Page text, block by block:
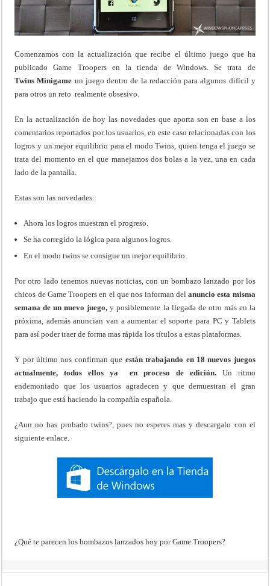
Comenzamos con la actualización que recibe el último juego que ha
publicado Game Troopers en la tienda de Windows. Se trata de
Twins Minigame un juego dentro de la redacción para algunos difícil y
para otros un reto realmente obsesivo.
En la actualización de hoy las novedades que aporta son en base a los
comentarios reportados por los usuarios, en este caso relacionadas con los
logros y un mejor equilibrio para el modo Twins, quien tenga el juego se
trata del momento en el que manejamos dos bolas a la vez, una en cada
lado de la pantalla.
Estas son las novedades:
Ahora los logros muestran el progreso.
Se ha corregido la lógica para algunos logros.
En el modo twins se consigue un mejor equilibrio.
Por otro lado tenemos nuevas noticias, con un bombazo lanzado por los
chicos de Game Troopers en el que nos informan del anuncio esta misma
semana de un nuevo juego, y posiblemente la llegada de otro más en la
próxima, además anuncian van a aumentar el soporte para PC y Tablets
para así poder traer de forma mas rápida los títulos a estas plataformas.
Y por último nos confirman que están trabajando en 18 nuevos juegos
actualmente, todos ellos ya en proceso de edición. Un ritmo
endemoniado que los usuarios agradecen y que demuestran el gran
trabajo que está haciendo la compañía española.
¿Aun no has probado twins?, pues no esperes mas y descargalo con el
siguiente enlace.
¿Qué te parecen los bombazos lanzados hoy por Game Troopers?